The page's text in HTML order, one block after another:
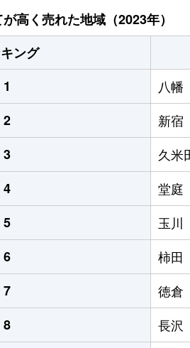
高く売れた地域（2023年）
ング
1
八幡
2
新宿
3
久米
4
堂庭
5
玉川
6
柿田
7
徳倉
8
長沢